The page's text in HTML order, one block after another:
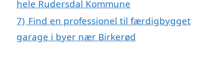
hele Rudersdal Kommune
7) Find en professionel til færdigbygget
garage i byer nær Birkerød